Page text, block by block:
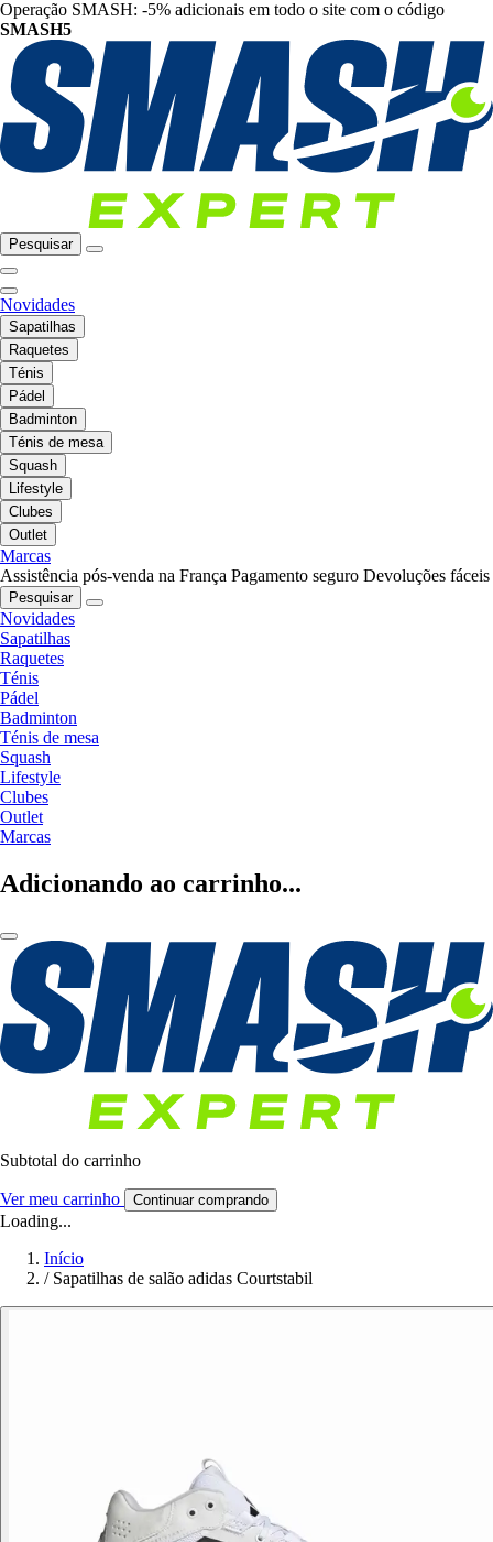
Operação SMASH: -5% adicionais em todo o site com o código
SMASH5
Pesquisar
Novidades
Sapatilhas
Raquetes
Ténis
Pádel
Badminton
Ténis de mesa
Squash
Lifestyle
Clubes
Outlet
Marcas
Assistência pós-venda na França Pagamento seguro Devoluções fáceis
Pesquisar
Novidades
Sapatilhas
Raquetes
Ténis
Pádel
Badminton
Ténis de mesa
Squash
Lifestyle
Clubes
Outlet
Marcas
Adicionando ao carrinho...
Subtotal do carrinho
Ver meu carrinho Continuar comprando
Loading...
Início
/ Sapatilhas de salão adidas Courtstabil